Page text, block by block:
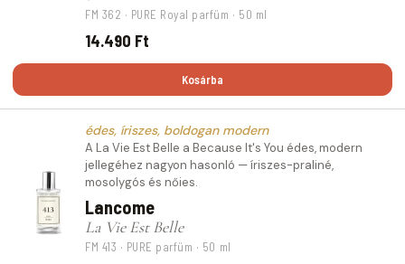
FM 362 · PURE Royal parfüm · 50 ml
14.490 Ft
Kosárba
édes, íriszes, boldogan modern
A La Vie Est Belle a Because It's You édes, modern
jellegéhez nagyon hasonló — íriszes-praliné,
mosolygós és nőies.
Lancome
La Vie Est Belle
FM 413 · PURE parfüm · 50 ml